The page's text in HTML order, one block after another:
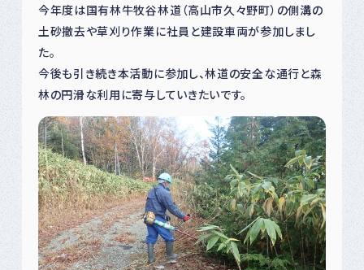
今年度は国有林牛牧谷林道（高山市久々野町）の側溝の
土砂撤去や草刈り作業に社員と建設車両が参加しまし
た。
今後も引き続き本活動に参加し、林道の安全な通行と森
林の円滑な利用に寄与していきたいです。